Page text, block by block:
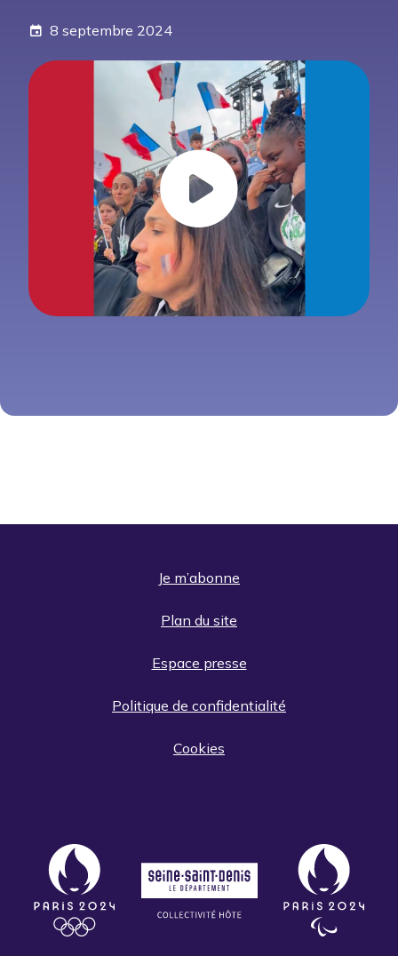
8 septembre 2024
Je m’abonne
Plan du site
Espace presse
Politique de confidentialité
Cookies